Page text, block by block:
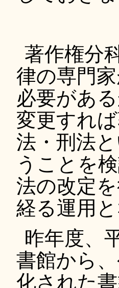
著作権分
律の専門
必要があ
変更すれ
法・刑法
うことを
法の改定
経る運用
昨年度、
書館から
化された